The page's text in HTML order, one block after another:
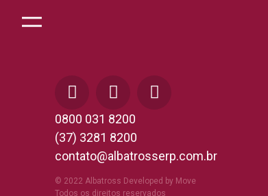
0800 031 8200
(37) 3281 8200
contato@albatrosserp.com.br
© 2022 Albatross Developed by Move
Todos os direitos reservados